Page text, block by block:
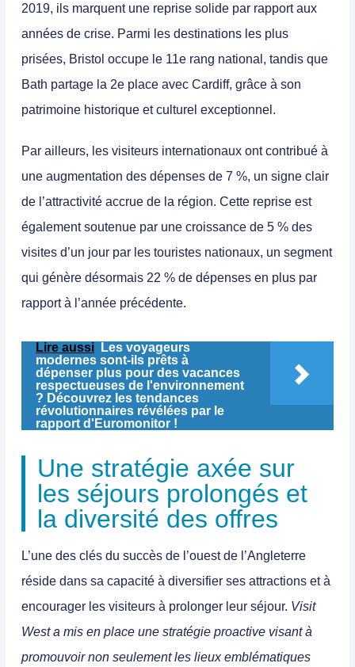
2019, ils marquent une reprise solide par rapport aux
années de crise. Parmi les destinations les plus
prisées, Bristol occupe le 11e rang national , tandis que
Bath partage la 2e place avec Cardiff, grâce à son
patrimoine historique et culturel exceptionnel.
Par ailleurs, les visiteurs internationaux ont contribué à
une augmentation des dépenses de 7 %, un signe clair
de l’attractivité accrue de la région. Cette reprise est
également soutenue par une croissance de 5 % des
visites d’un jour par les touristes nationaux, un segment
qui génère désormais 22 % de dépenses en plus par
rapport à l’année précédente.
Lire aussi
Les voyageurs
modernes sont-ils prêts à
dépenser plus pour des vacances
respectueuses de l'environnement
? Découvrez les tendances
révolutionnaires révélées par le
rapport d'Euromonitor !
Une stratégie axée sur
les séjours prolongés et
la diversité des offres
L’une des clés du succès de l’ouest de l’Angleterre
réside dans sa capacité à diversifier ses attractions et à
encourager les visiteurs à prolonger leur séjour. Visit
West a mis en place une stratégie proactive visant à
promouvoir non seulement les lieux emblématiques